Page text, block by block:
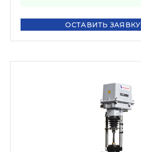
ОСТАВИТЬ ЗАЯВКУ